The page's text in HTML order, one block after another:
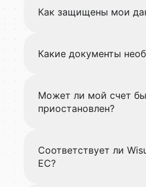
Как защищены мои
Какие документы
Может ли мой счет
приостановлен?
Соответствует ли
ЕС?